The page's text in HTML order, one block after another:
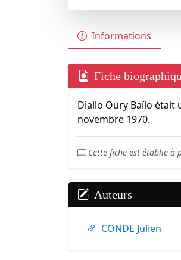
Informations
Fiche
Diallo Oury Baïlo était
novembre 1970.
Cette fiche est établie à
Auteurs
CONDE Julien